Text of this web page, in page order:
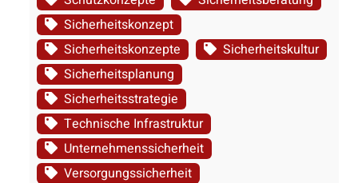
Sicherheitskonzept
Sicherheitskonzepte
Sicherheitskultur
Sicherheitsplanung
Sicherheitsstrategie
Technische Infrastruktur
Unternehmenssicherheit
Versorgungssicherheit